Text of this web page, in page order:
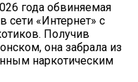
года обвиняемая
сети «Интернет» с
Получив
она забрала из
наркотическим